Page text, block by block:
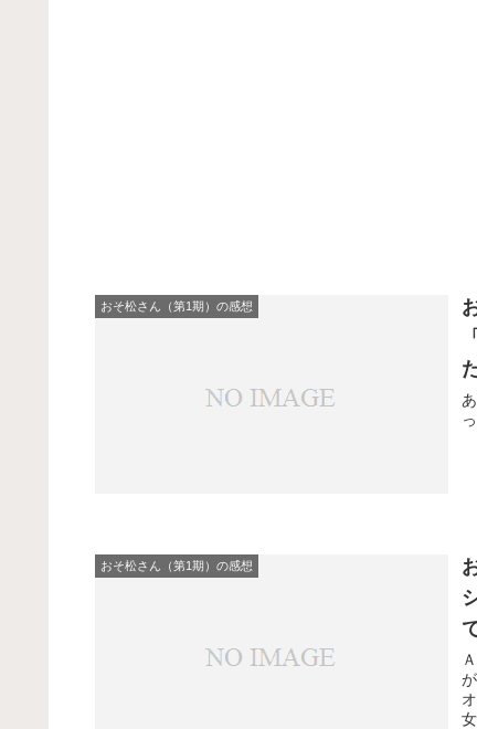
おそ松さん（第1期）の感想
おそ松さん（第1期）の感想